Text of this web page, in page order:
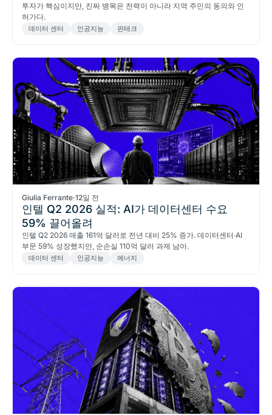
투자가 핵심이지만, 진짜 병목은 전력이 아니라 지역 주민의 동의와 인
허가다.
데이터 센터 인공지능 핀테크
Giulia Ferrante·12일 전
인텔 Q2 2026 실적: AI가 데이터센터 수요
59% 끌어올려
인텔 Q2 2026 매출 161억 달러로 전년 대비 25% 증가. 데이터센터·AI
부문 59% 성장했지만, 순손실 110억 달러 과제 남아.
데이터 센터 인공지능 에너지